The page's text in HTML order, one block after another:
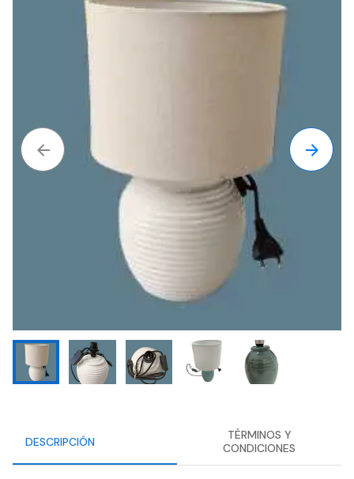
DESCRIPCIÓN
TÉRMINOS Y
CONDICIONES